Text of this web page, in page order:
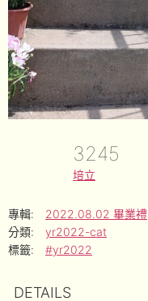
3245
培立
專輯:
2022.08.02 畢業禮
分類:
yr2022-cat
標籤:
#yr2022
DETAILS